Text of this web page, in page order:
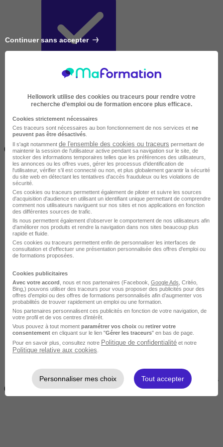
(14h)
Courte
2 jours à 2 semaines
(14h à 70h)
Continuer sans accepter
Hellowork utilise des cookies ou traceurs pour rendre votre
recherche d’emploi ou de formation encore plus efficace.
Cookies strictement nécessaires
Ces traceurs sont nécessaires au bon fonctionnement de nos services et ne
peuvent pas être désactivés
Il s'agit notamment de l'ensemble des cookies ou traceurs permettant de
maintenir la session de l'utilisateur active pendant sa navigation sur le site, de
stocker des informations temporaires telles que les préférences des utilisateurs,
les annonces ou les offres vues, gérer les processus d'identification de
l'utilisateur, vérifier s'il est connecté ou non, et plus globalement garantir la sécurité
du site web en détectant les tentatives d'accès frauduleux ou les violations de
sécurité.
Ces cookies ou traceurs permettent également de piloter et suivre les sources
d'acquisition d'audience en utilisant un identifiant unique permettant de comprendre
comment nos utilisateurs naviguent sur nos sites et nos applications en fonction
des différentes sources de trafic.
Ils nous permettent également d’observer le comportement de nos utilisateurs afin
d'améliorer nos produits et rendre la navigation dans nos sites beaucoup plus
rapide et fluide.
Ces cookies ou traceurs permettent enfin de personnaliser les interfaces de
consultation et d'effectuer une présentation personnalisée des offres d'emploi ou
de formations proposées.
Cookies publicitaires
Avec votre accord , nous et nos partenaires (Facebook, Google Ads , Critéo,
Bing,) pouvons utiliser des traceurs pour vous proposer des publicités pour des
offres d’emploi ou des offres de formations personnalisés afin d’augmenter vos
probabilités de trouver rapidement un emploi ou une formation.
Nos partenaires personnalisent ces publicités en fonction de votre navigation, de
votre profil et de vos centres d’intérêt.
Vous pouvez à tout moment paramétrer vos choix ou retirer votre
consentement en cliquant sur le lien "Gérer les traceurs" en bas de page.
Pour en savoir plus, consultez notre Politique de confidentialité et notre
Politique relative aux cookies
Personnaliser mes choix Tout accepter